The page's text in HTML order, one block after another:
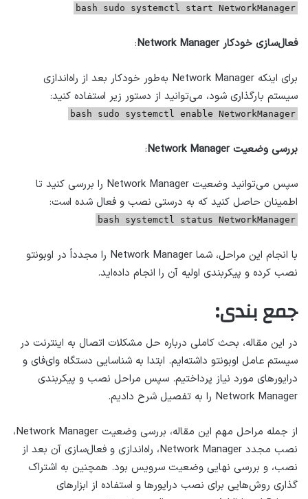
bash sudo systemctl start NetworkManager
فعال‌سازی خودکار Network Manager :
برای اینکه Network Manager به‌طور خودکار بعد از راه‌اندازی
سیستم بارگذاری شود، می‌توانید از دستور زیر استفاده کنید:
bash sudo systemctl enable NetworkManager
بررسی وضعیت Network Manager :
سپس می‌توانید وضعیت Network Manager را بررسی کنید تا
اطمینان حاصل کنید که به درستی نصب و فعال شده است:
bash systemctl status NetworkManager
با انجام این مراحل، شما Network Manager را مجدداً در اوبونتو
نصب کرده و پیکربندی اولیه آن را انجام داده‌اید.
جمع بندی:
در این مقاله، بحث کاملی درباره حل مشکلات اتصال به اینترنت در
سیستم عامل اوبونتو داشته‌ایم. ابتدا به شناسایی دستگاه وای‌فای و
درایورهای مورد نیاز پرداختیم. سپس مراحل نصب و پیکربندی
Network Manager را به تفصیل شرح دادیم.
از جمله مراحل مهم این مقاله، بررسی وضعیت Network Manager،
نصب مجدد Network Manager، راه‌اندازی و فعال‌سازی آن بعد از
نصب، و بررسی نهایی وضعیت سرویس بود. همچنین به اشتراک
گذاری روش‌هایی برای نصب درایورها و استفاده از ابزارهای